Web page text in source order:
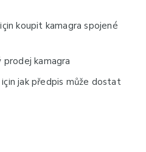
içinkoupit kamagra spojené
prodej kamagra
jak předpis může dostat